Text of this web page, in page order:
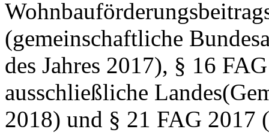
(gemeinschaftliche
des Jahres 2017), § 16
ausschließliche
2018) und § 21 FAG 2017